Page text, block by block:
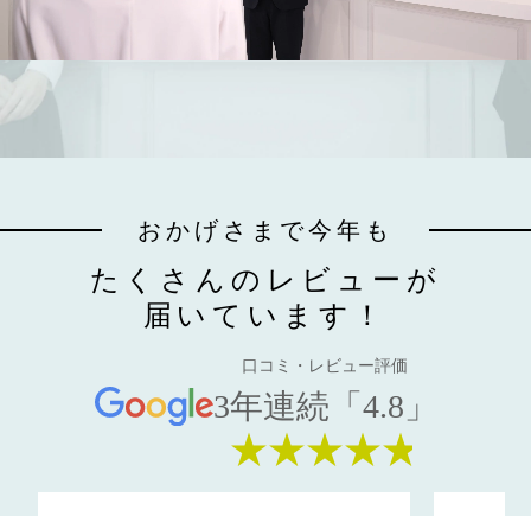
おかげさまで今年も
たくさんのレビューが
届いています！
口コミ・レビュー評価
3年連続「4.8」
★★★★★